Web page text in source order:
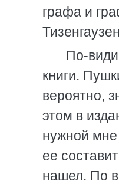
графа и
По-
книги.
вероятно,
этом в
нужной мне
ее
нашел. По